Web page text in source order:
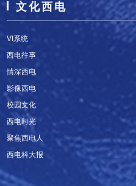
文化西电
VI系统
西电往事
情深西电
影像西电
校园文化
西电时光
聚焦西电人
西电科大报